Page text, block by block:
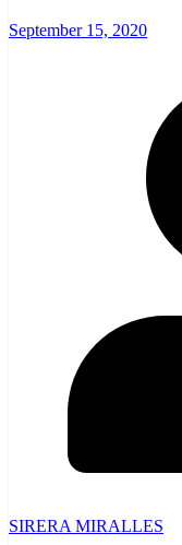
September 15, 2020
SIRERA MIRALLES